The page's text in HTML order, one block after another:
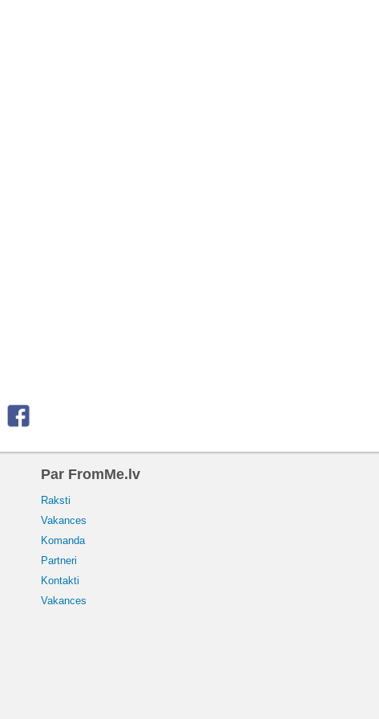
Par FromMe.lv
Raksti
Vakances
Komanda
Partneri
Kontakti
Vakances